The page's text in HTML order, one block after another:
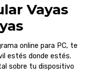
Vayas
online para PC, te
estés donde estés.
sobre tu dispositivo